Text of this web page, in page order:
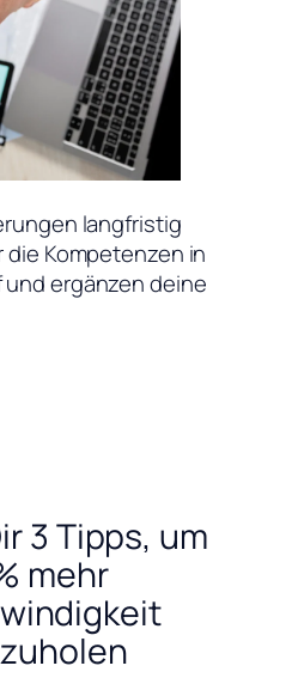
langfristig
Kompetenzen in
und ergänzen deine
3 Tipps, um
mehr